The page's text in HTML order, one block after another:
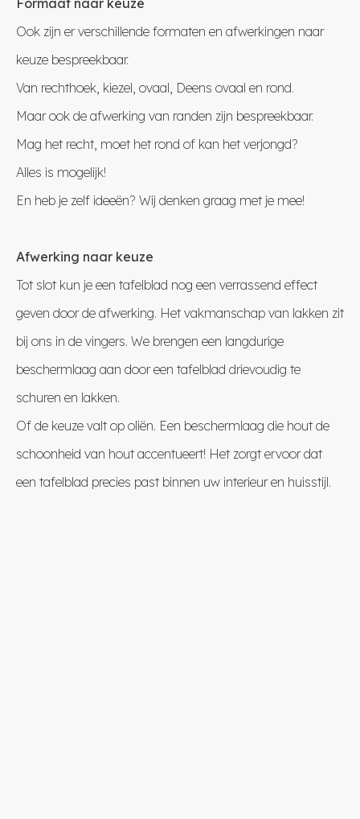
Ook zijn er verschillende formaten en afwerkingen naar
keuze bespreekbaar.
Van rechthoek, kiezel, ovaal, Deens ovaal en rond.
Maar ook de afwerking van randen zijn bespreekbaar.
Mag het recht, moet het rond of kan het verjongd?
Alles is mogelijk!
En heb je zelf ideeën? Wij denken graag met je mee!
Afwerking naar keuze
Tot slot kun je een tafelblad nog een verrassend effect
geven door de afwerking. Het vakmanschap van lakken zit
bij ons in de vingers. We brengen een langdurige
beschermlaag aan door een tafelblad drievoudig te
schuren en lakken.
Of de keuze valt op oliën. Een beschermlaag die hout de
schoonheid van hout accentueert! Het zorgt ervoor dat
een tafelblad precies past binnen uw interieur en huisstijl.